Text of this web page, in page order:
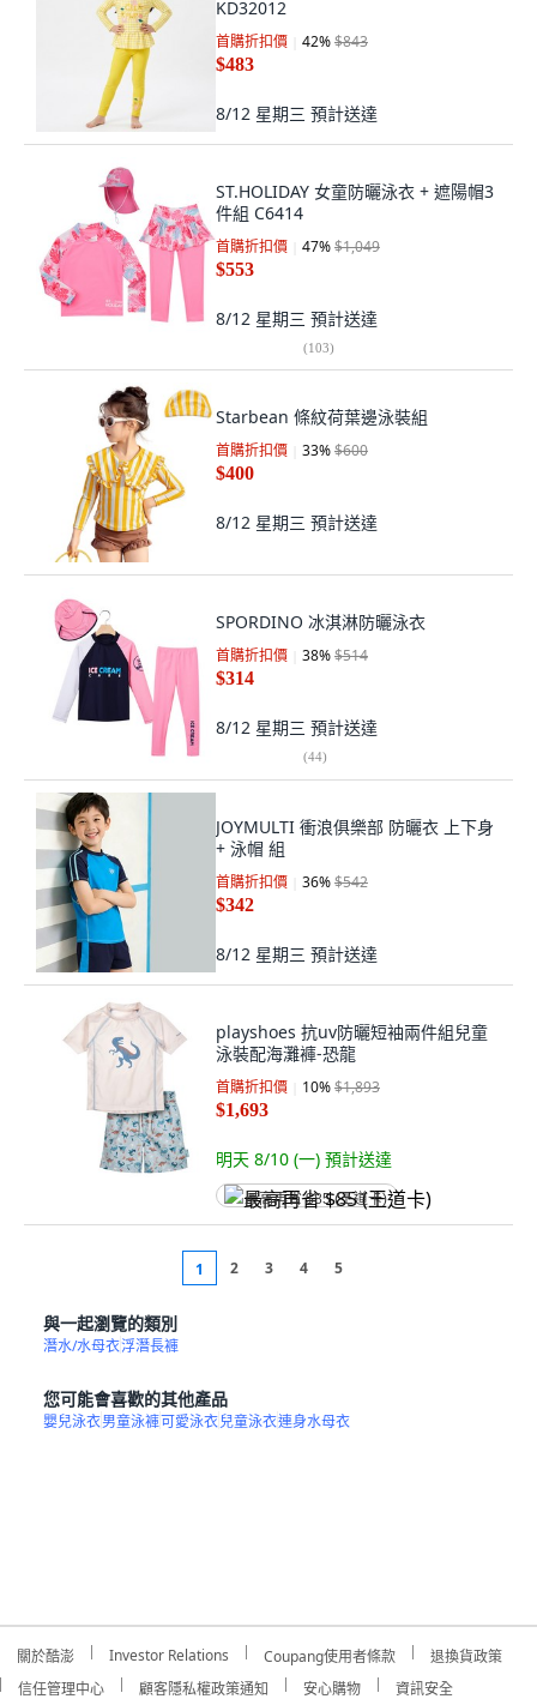
KD32012
首購折扣價 42%$843
$483
8/12 星期三 預計送達
ST.HOLIDAY 女童防曬泳衣 + 遮陽帽3
件組 C6414
首購折扣價 47%$1,049
$553
8/12 星期三 預計送達
(103)
Starbean 條紋荷葉邊泳裝組
首購折扣價 33%$600
$400
8/12 星期三 預計送達
SPORDINO 冰淇淋防曬泳衣
首購折扣價 38%$514
$314
8/12 星期三 預計送達
(44)
JOYMULTI 衝浪俱樂部 防曬衣 上下身
+ 泳帽 組
首購折扣價 36%$542
$342
8/12 星期三 預計送達
playshoes 抗uv防曬短袖兩件組兒童
泳裝配海灘褲-恐龍
首購折扣價 10%$1,893
$1,693
明天 8/10 (一) 預計送達
最高再省 $85 (王道卡)
1 2 3 4 5
與一起瀏覽的類別
潛水/水母衣浮潛長褲
您可能會喜歡的其他產品
嬰兒泳衣男童泳褲可愛泳衣兒童泳衣連身水母衣
關於酷澎 Investor Relations Coupang使用者條款
退換貨政策
信任管理中心
顧客隱私權政策通知 安心購物 資訊安全